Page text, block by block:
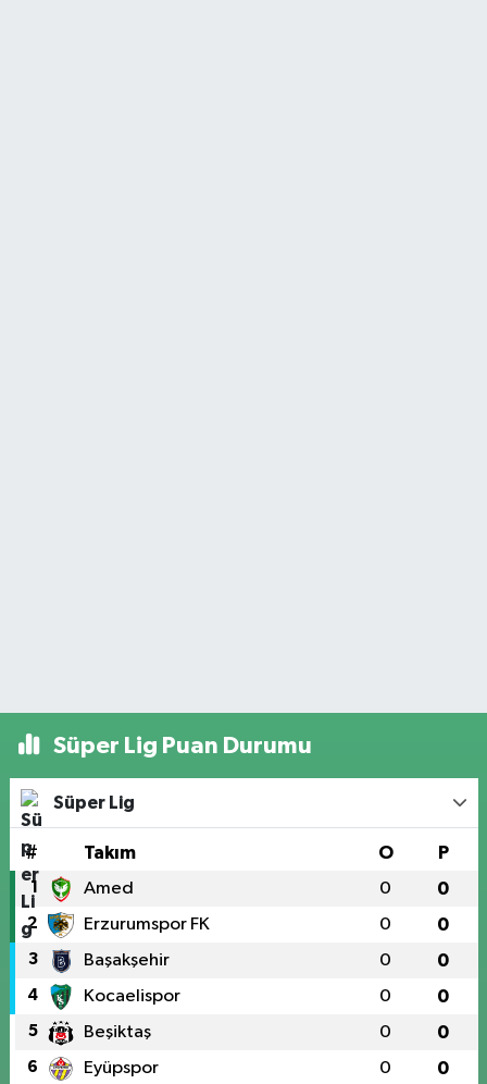
Süper Lig Puan Durumu
Süper Lig
# Takım O P
1 Amed 0 0
2 Erzurumspor FK 0 0
3 Başakşehir 0 0
4 Kocaelispor 0 0
5 Beşiktaş 0 0
6 Eyüpspor 0 0